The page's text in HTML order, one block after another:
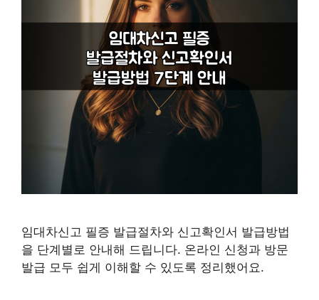
임대차신고 필증 발급절차와 신고확인서 발급방법
을 단계별로 안내해 드립니다. 온라인 신청과 방문
발급 모두 쉽게 이해할 수 있도록 정리했어요.